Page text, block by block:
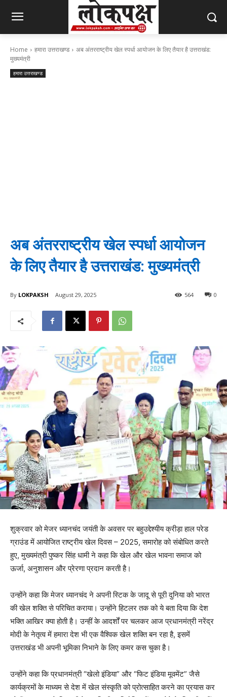
Home हमारा उत्तराखण्ड
अब अंतरराष्ट्रीय खेल स्पर्धा आयोजन के लिए तैयार है उत्तराखंड:
मुख्यमंत्री
हमारा उत्तराखण्ड
अब अंतरराष्ट्रीय खेल स्पर्धा आयोजन
के लिए तैयार है उत्तराखंड: मुख्यमंत्री
By LOKPAKSH August 29, 2025 0
564
शुक्रवार को मेजर ध्यानचंद जयंती के अवसर पर बहुउद्देश्यीय क्रीड़ा हाल परेड
ग्राउंड में आयोजित राष्ट्रीय खेल दिवस – 2025, समारोह को संबोधित करते
हुए, मुख्यमंत्री पुष्कर सिंह धामी ने कहा कि खेल और खेल भावना समाज को
ऊर्जा, अनुशासन और प्रेरणा प्रदान करती है।
उन्होंने कहा कि मेजर ध्यानचंद ने अपनी स्टिक के जादू से पूरी दुनिया को भारत
की खेल शक्ति से परिचित कराया। उन्होंने हिटलर तक को ये बता दिया कि देश
भक्ति आखिर क्या होती है। उन्हीं के आदर्शों पर चलकर आज प्रधानमंत्री नरेंद्र
मोदी के नेतृत्व में हमारा देश भी एक वैश्विक खेल शक्ति बन रहा है, इसमें
उत्तराखंड भी अपनी भूमिका निभाने के लिए कमर कस चुका है।
उन्होंने कहा कि प्रधानमंत्री “खेलो इंडिया” और “फिट इंडिया मूवमेंट” जैसे
कार्यक्रमों के माध्यम से देश में खेल संस्कृति को प्रोत्साहित करने का प्रयास कर